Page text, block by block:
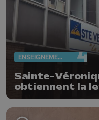
ENSEIGNEMENT
Sainte-
obtiennent la
grève